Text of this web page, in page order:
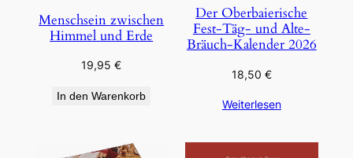
Menschsein zwischen
Himmel und Erde
19,95€
In den Warenkorb
Der Oberbaierische
Fest-Täg- und Alte-
Bräuch-Kalender 2026
18,50 €
Weiterlesen